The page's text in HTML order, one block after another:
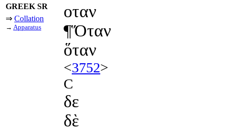
GREEK SR
⇒ Collation
→ Apparatus
οταν
¶Ὅταν
ὅταν
<3752>
C
δε
δὲ